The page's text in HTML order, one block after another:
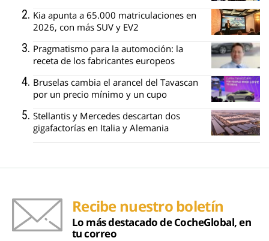
Kia apunta a 65.000 matriculaciones en
2026, con más SUV y EV2
Pragmatismo para la automoción: la
receta de los fabricantes europeos
Bruselas cambia el arancel del Tavascan
por un precio mínimo y un cupo
Stellantis y Mercedes descartan dos
gigafactorías en Italia y Alemania
Recibe nuestro boletín
Lo más destacado de CocheGlobal, en
tu correo